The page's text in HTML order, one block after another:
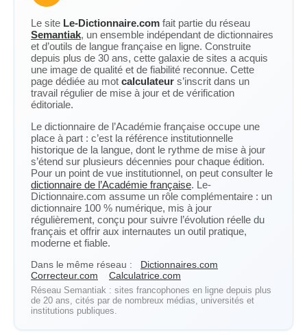
Le site Le-Dictionnaire.com fait partie du réseau
Semantiak, un ensemble indépendant de dictionnaires
et d’outils de langue française en ligne. Construite
depuis plus de 30 ans, cette galaxie de sites a acquis
une image de qualité et de fiabilité reconnue. Cette
page dédiée au mot calculateur s’inscrit dans un
travail régulier de mise à jour et de vérification
éditoriale.
Le dictionnaire de l’Académie française occupe une
place à part : c’est la référence institutionnelle
historique de la langue, dont le rythme de mise à jour
s’étend sur plusieurs décennies pour chaque édition.
Pour un point de vue institutionnel, on peut consulter le
dictionnaire de l’Académie française. Le-
Dictionnaire.com assume un rôle complémentaire : un
dictionnaire 100 % numérique, mis à jour
régulièrement, conçu pour suivre l’évolution réelle du
français et offrir aux internautes un outil pratique,
moderne et fiable.
Dans le même réseau :
Dictionnaires.com
Correcteur.com
Calculatrice.com
Réseau Semantiak : sites francophones en ligne depuis plus
de 20 ans, cités par de nombreux médias, universités et
institutions publiques.